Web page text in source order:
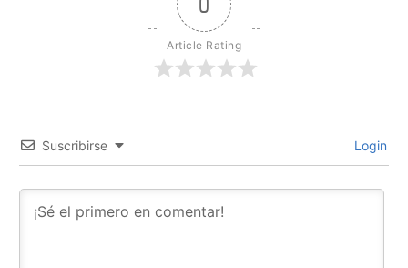
Article Rating
Suscribirse Login